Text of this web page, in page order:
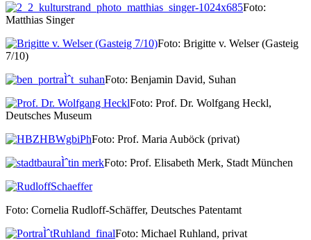
Foto:
Matthias Singer
Foto: Brigitte v. Welser (Gasteig
7/10)
Foto: Benjamin David, Suhan
Foto: Prof. Dr. Wolfgang Heckl,
Deutsches Museum
Foto: Prof. Maria Auböck (privat)
Foto: Prof. Elisabeth Merk, Stadt München
Foto: Cornelia Rudloff-Schäffer, Deutsches Patentamt
Foto: Michael Ruhland, privat